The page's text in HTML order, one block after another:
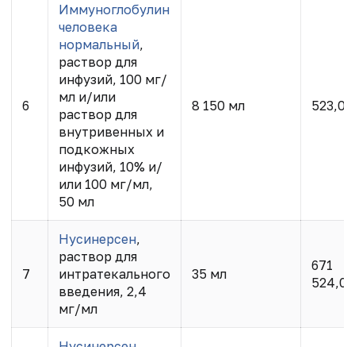
6
Иммуноглобулин
человека
нормальный,
раствор для
инфузий, 100 мг/
мл и/или
раствор для
внутривенных и
подкожных
инфузий, 10% и/
или 100 мг/мл,
50 мл
8 150 мл 523,05
7
Нусинерсен,
раствор для
интратекального
введения, 2,4
мг/мл
35 мл
671
524,07